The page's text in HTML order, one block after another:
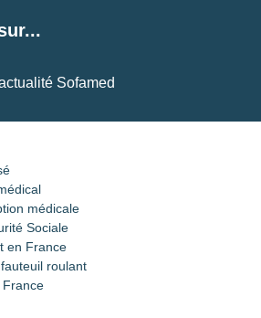
Sofamed
médicale
Sociale
en France
roulant
France